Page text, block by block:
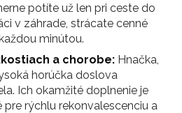
potíte už len pri ceste do
v záhrade, strácate cenné
minútou.
a chorobe: Hnačka,
horúčka doslova
Ich okamžité doplnenie je
rýchlu rekonvalescenciu a